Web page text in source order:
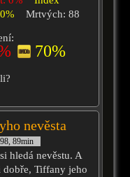
Mrtvých: 88
70%
nevěsta
89min
hledá nevěstu. A
dobře, Tiffany jeho